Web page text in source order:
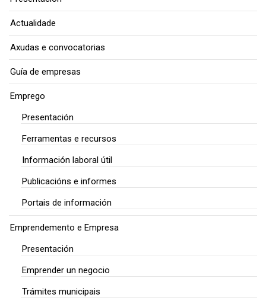
Actualidade
Axudas e convocatorias
Guía de empresas
Emprego
Presentación
Ferramentas e recursos
Información laboral útil
Publicacións e informes
Portais de información
Emprendemento e Empresa
Presentación
Emprender un negocio
Trámites municipais